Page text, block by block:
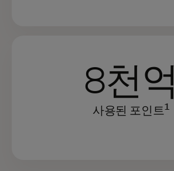
8천억
사용된 포인트1